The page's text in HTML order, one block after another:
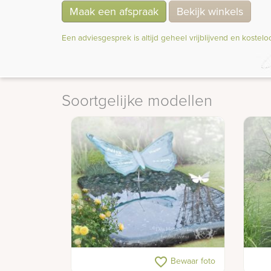
Maak een afspraak Bekijk winkels
Een adviesgesprek is altijd geheel vrijblijvend en
Soortgelijke modellen
Kindergraf met glazen vlinder
favorite_border Bewaar foto